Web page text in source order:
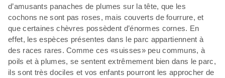
d’amusants panaches de plumes sur la tête, que les
cochons ne sont pas roses, mais couverts de fourrure, et
que certaines chèvres possèdent d’énormes cornes. En
effet, les espèces présentes dans le parc appartiennent à
des races rares. Comme ces «suisses» peu communs, à
poils et à plumes, se sentent extrêmement bien dans le parc,
ils sont très dociles et vos enfants pourront les approcher de